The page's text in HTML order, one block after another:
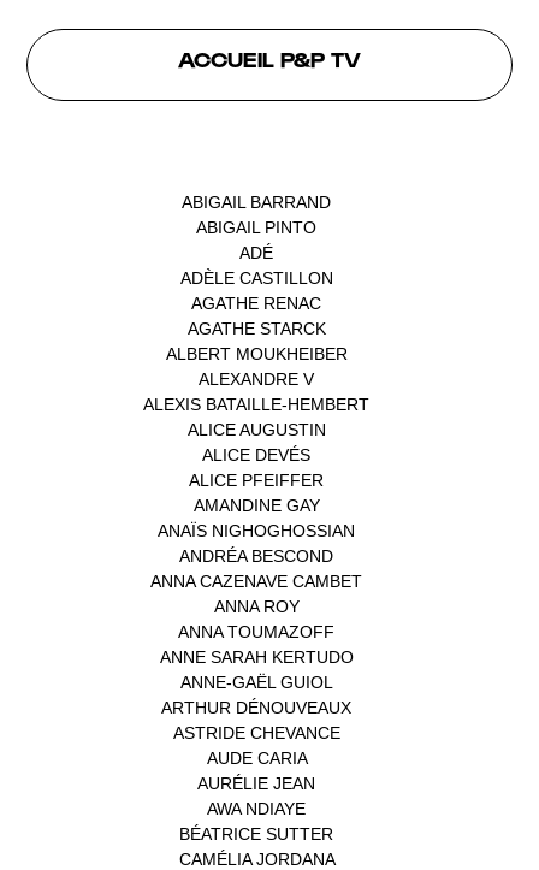
ACCUEIL P&P TV
ABIGAIL BARRAND
ABIGAIL PINTO
ADÉ
ADÈLE CASTILLON
AGATHE RENAC
AGATHE STARCK(1)
ALBERT MOUKHEIBER
ALEXANDRE V(1)
ALEXIS BATAILLE-HEMBERT
ALICE AUGUSTIN
ALICE DEVÉS
ALICE PFEIFFER
AMANDINE GAY(1)
ANAÏS NIGHOGHOSSIAN
ANDRÉA BESCOND
ANNA CAZENAVE CAMBET
ANNA ROY(1)
ANNA TOUMAZOFF
ANNE SARAH KERTUDO(1)
ANNE-GAËL GUIOL
ARTHUR DÉNOUVEAUX
ASTRIDE CHEVANCE(3)
AUDE CARIA(1)
AURÉLIE JEAN
AWA NDIAYE
BÉATRICE SUTTER
CAMÉLIA JORDANA(1)